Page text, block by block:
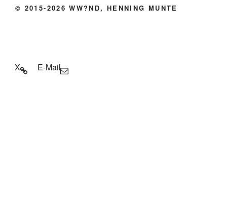
© 2015-2026 WW?ND, HENNING MUNTE
X E-Mail